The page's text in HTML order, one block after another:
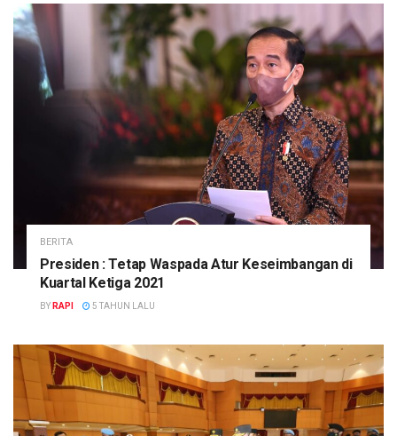
BERITA
Presiden : Tetap Waspada Atur Keseimbangan di
Kuartal Ketiga 2021
BY RAPI 5 TAHUN LALU